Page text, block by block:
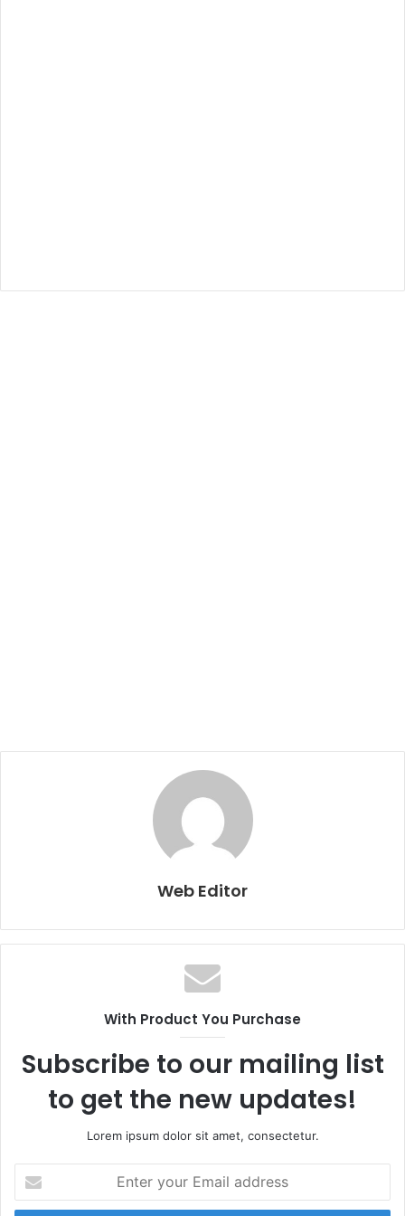
Web Editor
With Product You Purchase
Subscribe to our mailing list
to get the new updates!
Lorem ipsum dolor sit amet, consectetur.
t